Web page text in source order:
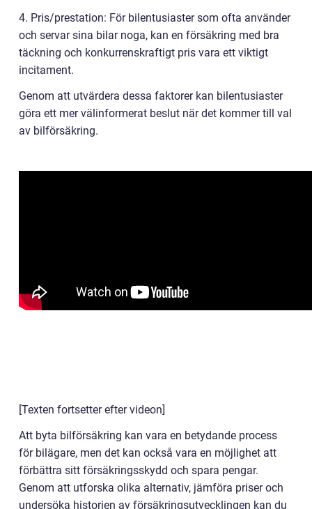
4. Pris/prestation: För bilentusiaster som ofta använder
och servar sina bilar noga, kan en försäkring med bra
täckning och konkurrenskraftigt pris vara ett viktigt
incitament.
Genom att utvärdera dessa faktorer kan bilentusiaster
göra ett mer välinformerat beslut när det kommer till val
av bilförsäkring.
[Texten fortsetter efter videon]
Att byta bilförsäkring kan vara en betydande process
för bilägare, men det kan också vara en möjlighet att
förbättra sitt försäkringsskydd och spara pengar.
Genom att utforska olika alternativ, jämföra priser och
undersöka historien av försäkringsutvecklingen kan du